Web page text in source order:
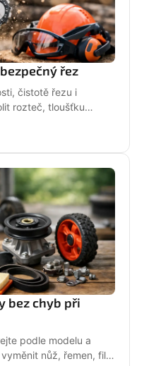
řez
čistotě řezu i
rozteč, tloušťku
bez chyb při
podle modelu a
nůž, řemen, filtr